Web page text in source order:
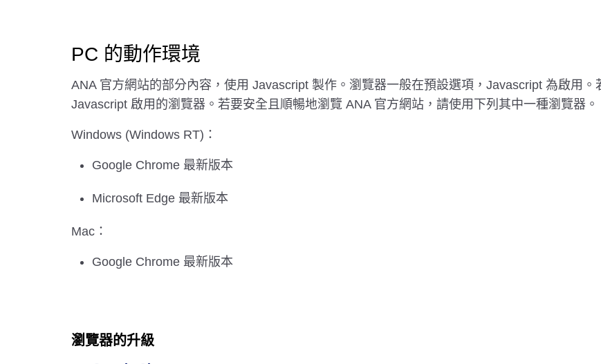
PC 的動作環境
ANA 官方網站的部分內容，使用 Javascript 製作。瀏覽器一般在預設選項，Javascript 為啟用
Javascript 啟用的瀏覽器。若要安全且順暢地瀏覽 ANA 官方網站，請使用下列其中一種瀏覽器。
Windows (Windows RT)：
Google Chrome 最新版本
Microsoft Edge 最新版本
Mac：
Google Chrome 最新版本
瀏覽器的升級